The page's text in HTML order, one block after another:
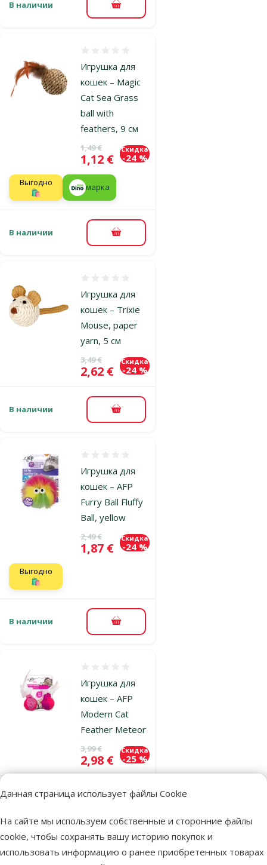
Данная страница использует файлы Cookie
На сайте мы используем собственные и сторонние файлы
cookie, чтобы сохранять вашу историю покупок и
использовать информацию о ранее приобретенных товарах
В наличии В корзину
Игрушка для
кошек – Magic
Cat Sea Grass
ball with
feathers, 9 см
Исходная цена
1,49 €
Цена
1,12 €
Скидка
-24 %
Выгодно
🛍️
марка
В наличии В корзину
Игрушка для
кошек – Trixie
Mouse, paper
yarn, 5 см
Исходная цена
3,49 €
Цена
2,62 €
Скидка
-24 %
В наличии В корзину
Игрушка для
кошек – AFP
Furry Ball Fluffy
Ball, yellow
Исходная цена
2,49 €
Цена
1,87 €
Скидка
-24 %
Выгодно
🛍️
В наличии В корзину
Игрушка для
кошек – AFP
Modern Cat
Feather Meteor
Исходная цена
3,99 €
Цена
2,98 €
Скидка
-25 %
В наличии В корзину
Игрушка для